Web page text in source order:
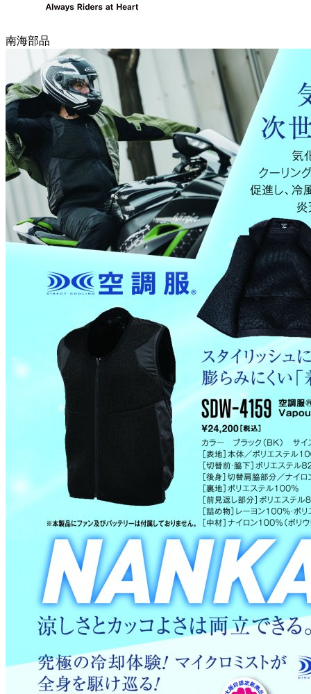
南海部品